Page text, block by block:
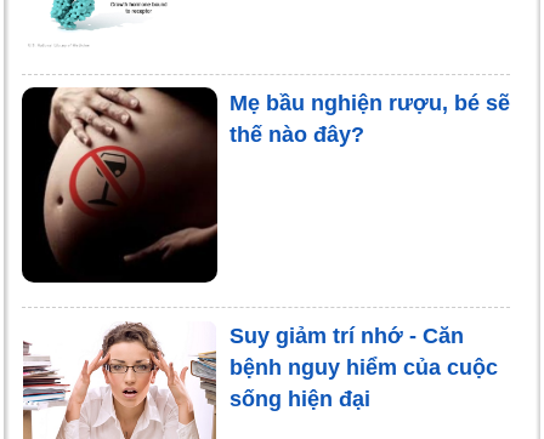
Mẹ bầu nghiện rượu, bé sẽ
thế nào đây?
Suy giảm trí nhớ - Căn
bệnh nguy hiểm của cuộc
sống hiện đại